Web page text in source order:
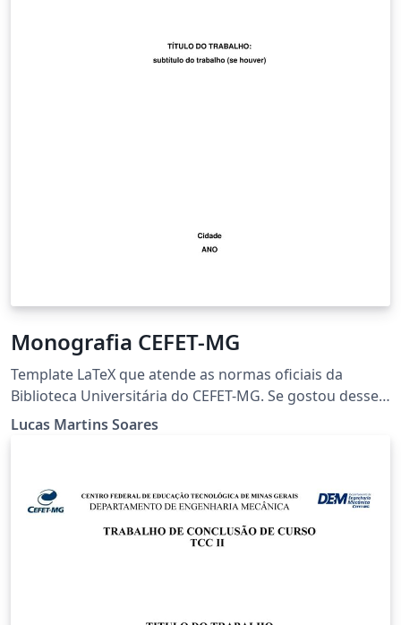
Monografia CEFET-MG
Template LaTeX que atende as normas oficiais da
Biblioteca Universitária do CEFET-MG. Se gostou desse
template, deixe sua estrela no GitHub:
Lucas Martins Soares